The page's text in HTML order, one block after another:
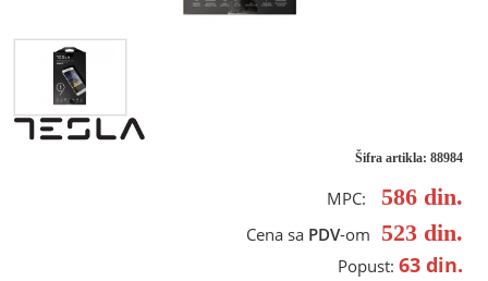
Šifra artikla: 88984
MPC: 586 din.
Cena sa PDV-om 523 din.
Popust: 63 din.